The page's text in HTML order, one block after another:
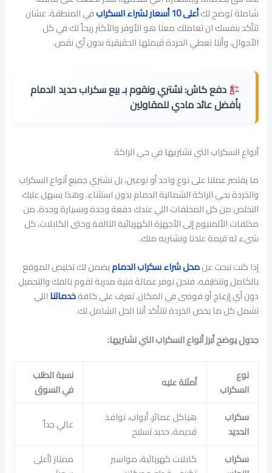
شاملة توضح لكأعلى 10 أسعار لشراء السكراب
في المنطقة، عشان
تتأكد بنفسك ان تعاملك معنا هو الأوفر والأكثر ربحاً لك في كل
الأحوال، وأننا نعطي الخردة قيمتها الحقيقية بدون أي نقص.
دفع كاش:نشتري ونقوم بـ بيع سكراب حديد الدمام
بأفضل عائد مادي للمقاولين
أنواع السكراب التي نشتريها في حي الراكة
ما يقتصر عملنا على نوع واحد أو نوعين، بل نشتري جميع أنواع السكراب
والخردة بحي الراكة الشمالية الدمام بدون استثناء. وهذا يسهل عليك
التخلص من كل المخلفات اللي عندك دفعة وحدة وبسيارة وحدة. من
مخلفات الألمنيوم إلى الأجهزة الكهربائية التالفة وحتى الكابلات، كل
شيء له قيمة عندنا ونشتريه منك.
إذا كنت تبحث عنمحل شراء سكراب الدماميضمن لك تخليص الموقع
بالكامل وتنظيفه، فنحن نوفر عمالة فنية مدربة تقوم بالفك والتحميل
دون أي إزعاج أو فوضى في المكان. تعرف على كافةخدماتنااللي
تشمل كل ما يخص الخردة لتتأكد أننا الحل الشامل لك.
جدول يوضح أبرز أنواع السكراب التي نشتريها:
نوع
السكراب
أمثلة عليه
نسبة الطلب
في السوق
سكراب
الحديد
هياكل عمائر، أبواب، نوافذ
قديمة، حديد تسليح
عالي جداً
سكراب
كابلات كهربائية، مواسير
ممتاز (أعلى